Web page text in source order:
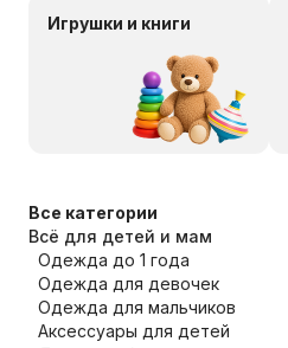
Игрушки и книги
Все категории
Всё для детей и мам
Одежда до 1 года
Одежда для девочек
Одежда для мальчиков
Аксессуары для детей